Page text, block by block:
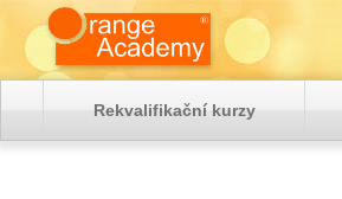
Rekvalifikační kurzy